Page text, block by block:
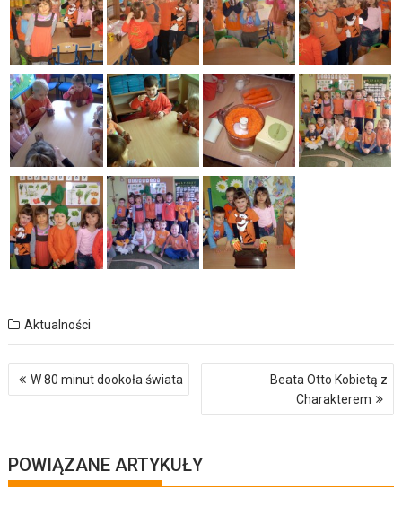
Aktualności
Nawigacja
wpisu
W 80 minut dookoła świata
Beata Otto Kobietą z
Charakterem
POWIĄZANE ARTYKUŁY